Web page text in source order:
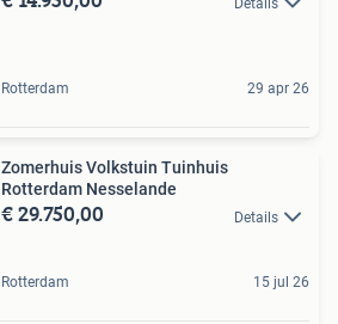
Rotterdam 29 apr 26
Zomerhuis Volkstuin Tuinhuis
Rotterdam Nesselande
€ 29.750,00 Details
Rotterdam 15 jul 26